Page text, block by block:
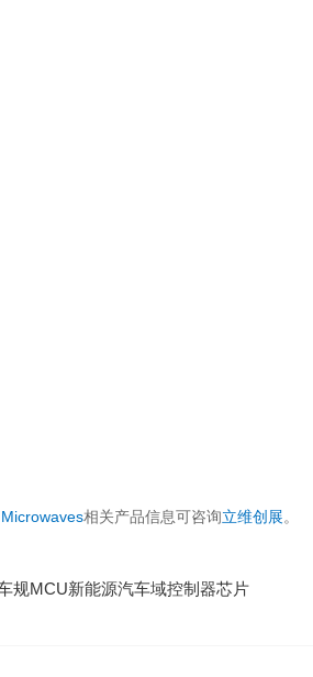
相关产品信息可咨询立维创展。
规MCU新能源汽车域控制器芯片